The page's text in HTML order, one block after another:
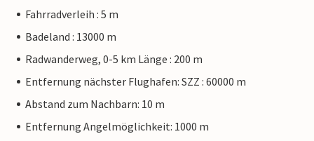
Fahrradverleih : 5 m
Badeland : 13000 m
Radwanderweg, 0-5 km Länge : 200 m
Entfernung nächster Flughafen: SZZ : 60000 m
Abstand zum Nachbarn: 10 m
Entfernung Angelmöglichkeit: 1000 m